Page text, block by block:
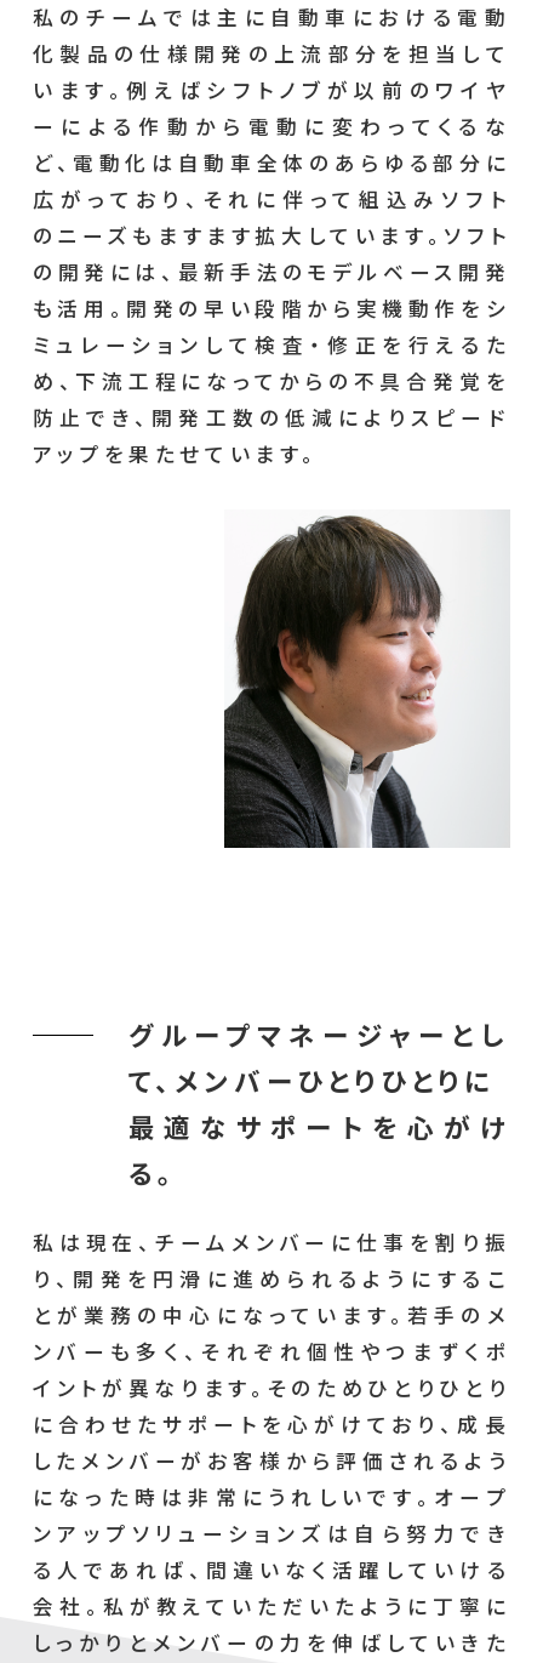
私のチームでは主に自動車における電動
化製品の仕様開発の上流部分を担当して
います。例えばシフトノブが以前のワイヤ
ーによる作動から電動に変わってくるな
ど、電動化は自動車全体のあらゆる部分に
広がっており、それに伴って組込みソフト
のニーズもますます拡大しています。ソフト
の開発には、最新手法のモデルベース開発
も活用。開発の早い段階から実機動作をシ
ミュレーションして検査・修正を行えるた
め、下流工程になってからの不具合発覚を
防止でき、開発工数の低減によりスピード
アップを果たせています。
グループマネージャーとし
て、メンバーひとりひとりに
最適なサポートを心がけ
る。
私は現在、チームメンバーに仕事を割り振
り、開発を円滑に進められるようにするこ
とが業務の中心になっています。若手のメ
ンバーも多く、それぞれ個性やつまずくポ
イントが異なります。そのためひとりひとり
に合わせたサポートを心がけており、成長
したメンバーがお客様から評価されるよう
になった時は非常にうれしいです。オープ
ンアップソリューションズは自ら努力でき
る人であれば、間違いなく活躍していける
会社。私が教えていただいたように丁寧に
しっかりとメンバーの力を伸ばしていきた